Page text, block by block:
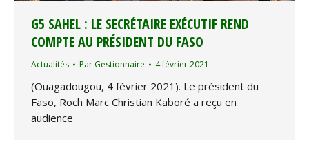
G5 SAHEL : LE SECRÉTAIRE EXÉCUTIF REND
COMPTE AU PRÉSIDENT DU FASO
Actualités Par Gestionnaire 4 février 2021
(Ouagadougou, 4 février 2021). Le président du
Faso, Roch Marc Christian Kaboré a reçu en
audience